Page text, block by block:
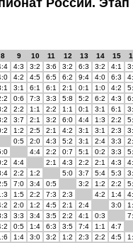
России.
8 9 10 11 12 13 14 15
4:3 3:2 3:6 3:2 6:3 3:2 4:1
4:2 4:5 6:5 6:2 9:4 4:0 6:3
3:1 6:1 6:1 2:1 0:1 1:0 4:2
0:6 7:3 3:3 5:8 5:2 6:2 4:3
2:2 1:1 2:2 1:1 0:1 3:1 6:1
3:7 2:1 3:2 6:0 4:4 1:3 2:2
1:2 2:5 2:1 4:2 3:1 3:1 2:3
0:5 2:0 4:3 5:2 3:1 2:4 3:3
4:4 2:2 0:7 5:1 0:2 3:3
4:4 2:1 4:3 2:2 2:1 4:3
2:2 1:2 5:0 3:7 5:4 5:3
7:0 3:4 0:5 3:2 1:2 2:2
1:5 2:2 7:3 2:3 4:2 1:4
2:0 1:2 4:5 2:1 2:4 3:0
3:3 3:4 3:5 2:2 4:1 0:3
0:5 1:4 6:3 3:5 7:4 1:1 4:7
1:4 3:0 3:2 1:2 2:3 2:2 4:5